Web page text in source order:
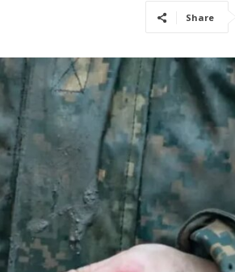
Share